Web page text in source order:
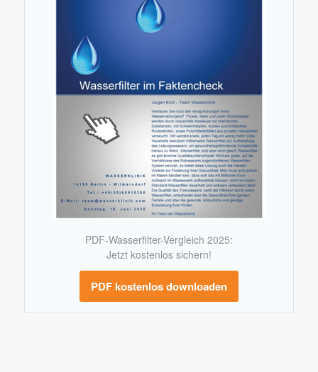
PDF-Wasserfilter-Vergleich 2025:
Jetzt kostenlos sichern!
PDF kostenlos downloaden